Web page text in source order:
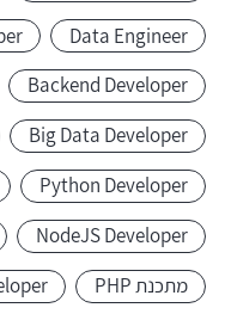
Data Engineer
Backend Developer
Big Data Developer
Python Developer
NodeJS Developer
מתכנת PHP